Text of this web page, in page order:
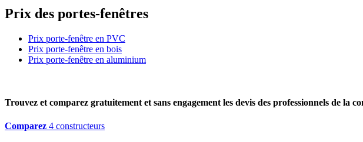
Prix des portes-fenêtres
Prix porte-fenêtre en PVC
Prix porte-fenêtre en bois
Prix porte-fenêtre en aluminium
Trouvez et comparez gratuitement et sans engagement les devis des professionnels de la
Comparez 4 constructeurs